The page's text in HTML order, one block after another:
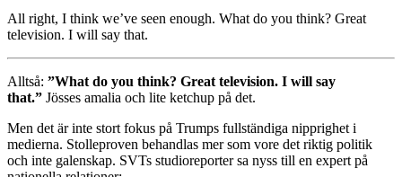
All right, I think we’ve seen enough. What do you think? Great
television. I will say that.
Alltså: ”What do you think? Great television. I will say
that.” Jösses amalia och lite ketchup på det.
Men det är inte stort fokus på Trumps fullständiga nipprighet i
medierna. Stolleproven behandlas mer som vore det riktig politik
och inte galenskap. SVTs studioreporter sa nyss till en expert på